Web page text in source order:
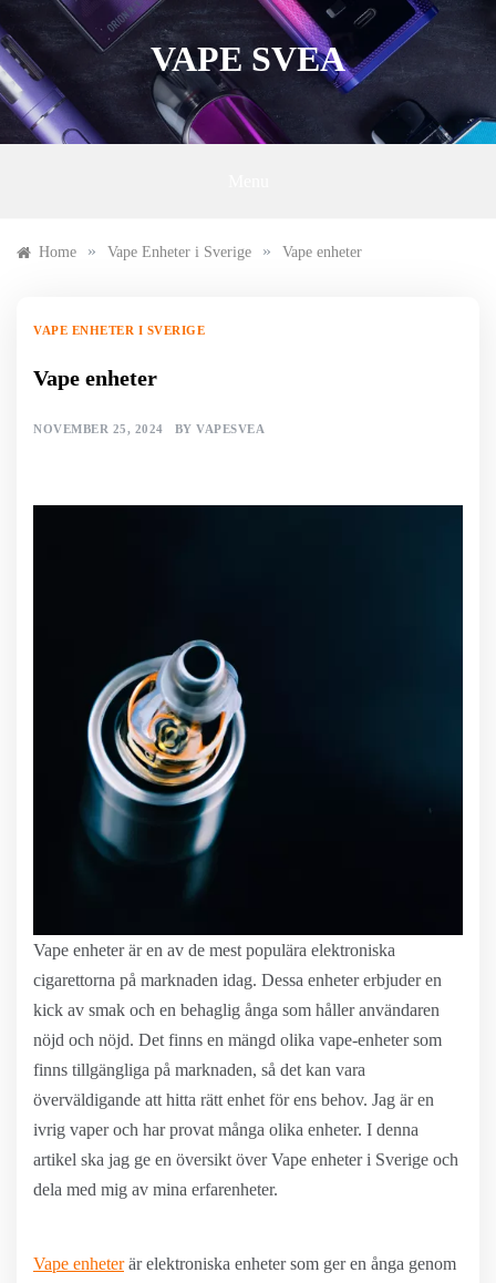
to
content
VAPE SVEA
Home » Vape Enheter i Sverige » Vape enheter
VAPE ENHETER I SVERIGE
Vape enheter
NOVEMBER 25, 2024 BY VAPESVEA
Vape enheter är en av de mest populära elektroniska
cigarettorna på marknaden idag. Dessa enheter erbjuder en
kick av smak och en behaglig ånga som håller användaren
nöjd och nöjd. Det finns en mängd olika vape-enheter som
finns tillgängliga på marknaden, så det kan vara
överväldigande att hitta rätt enhet för ens behov. Jag är en
ivrig vaper och har provat många olika enheter. I denna
artikel ska jag ge en översikt över Vape enheter i Sverige och
dela med mig av mina erfarenheter.
Vape enheterär elektroniska enheter som ger en ånga genom